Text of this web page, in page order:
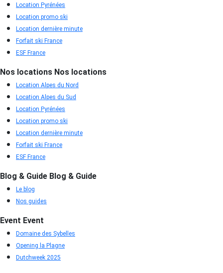
Location Pyrénées
Location promo ski
Location dernière minute
Forfait ski France
ESF France
Nos locations Nos locations
Location Alpes du Nord
Location Alpes du Sud
Location Pyrénées
Location promo ski
Location dernière minute
Forfait ski France
ESF France
Blog & Guide Blog & Guide
Le blog
Nos guides
Event Event
Domaine des Sybelles
Opening la Plagne
Dutchweek 2025